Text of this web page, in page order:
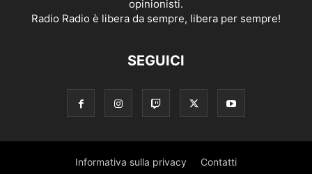
opinionisti.
Radio Radio è libera da sempre, libera per sempre!
SEGUICI
Informativa sulla privacy Contatti